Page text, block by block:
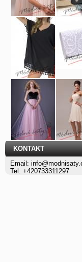
KONTAKT
Email:
Tel: +420733311297